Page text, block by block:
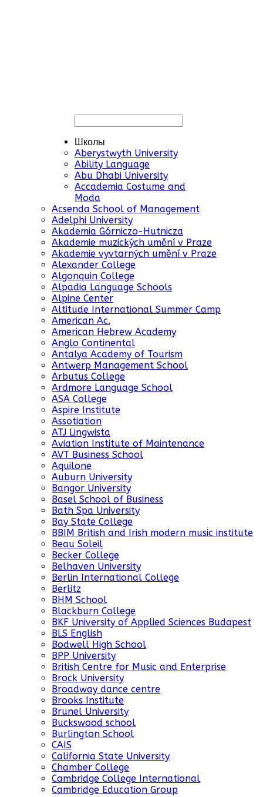
Школы
Aberystwyth University
Ability Language
Abu Dhabi University
Accademia Costume and
Moda
Acsenda School of Management
Adelphi University
Akademia Górniczo-Hutnicza
Akademie muzických umění v Praze
Akademie vyvtarných umění v Praze
Alexander College
Algonquin College
Alpadia Language Schools
Alpine Center
Altitude International Summer Camp
American Ac.
American Hebrew Academy
Anglo Continental
Antalya Academy of Tourism
Antwerp Management School
Arbutus College
Ardmore Language School
ASA College
Aspire Institute
Assotiation
ATJ Lingwista
Aviation Institute of Maintenance
AVT Business School
Aquilone
Auburn University
Bangor University
Basel School of Business
Bath Spa University
Bay State College
BBIM British and Irish modern music institute
Beau Soleil
Becker College
Belhaven University
Berlin International College
Berlitz
BHM School
Blackburn College
BKF University of Applied Sciences Budapest
BLS English
Bodwell High School
BPP University
British Centre for Music and Enterprise
Brock University
Broadway dance centre
Brooks Institute
Brunel University
Buckswood school
Burlington School
CAIS
California State University
Chamber College
Cambridge College International
Cambridge Education Group